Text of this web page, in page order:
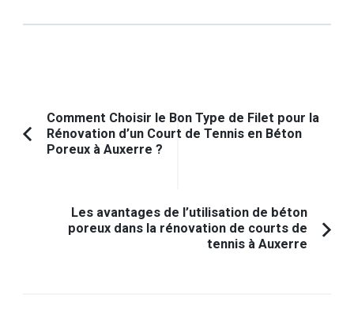
Navigation
d'article
Article
Comment Choisir le Bon Type de Filet pour la
Rénovation d’un Court de Tennis en Béton
Poreux à Auxerre ?
Les avantages de l’utilisation de béton
poreux dans la rénovation de courts de
tennis à Auxerre